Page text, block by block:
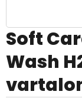
Soft
Wash